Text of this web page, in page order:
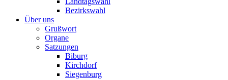
Bezirkswahl
Über uns
Grußwort
Organe
Satzungen
Biburg
Kirchdorf
Siegenburg